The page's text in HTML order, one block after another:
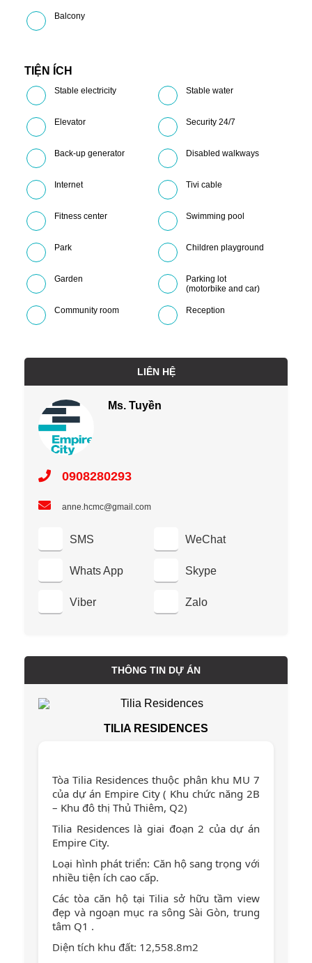
Balcony
TIỆN ÍCH
Stable electricity Stable water
Elevator Security 24/7
Back-up generator Disabled walkways
Internet Tivi cable
Fitness center Swimming pool
Park Children playground
Garden
Parking lot
(motorbike and car)
Community room Reception
LIÊN HỆ
Ms. Tuyền
0908280293
anne.hcmc@gmail.com
SMS WeChat
Whats App Skype
Viber Zalo
THÔNG TIN DỰ ÁN
TILIA RESIDENCES
Tòa Tilia Residences thuộc phân khu MU 7
của dự án Empire City ( Khu chức năng 2B
– Khu đô thị Thủ Thiêm, Q2)
Tilia Residences là giai đoạn 2 của dự án
Empire City.
Loại hình phát triển: Căn hộ sang trọng với
nhiều tiện ích cao cấp.
Các tòa căn hộ tại Tilia sở hữu tầm view
đẹp và ngoạn mục ra sông Sài Gòn, trung
tâm Q1 .
Diện tích khu đất: 12,558.8m2